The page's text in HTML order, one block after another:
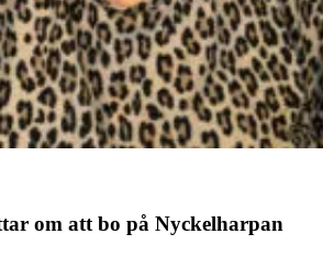
om att bo på Nyckelharpan